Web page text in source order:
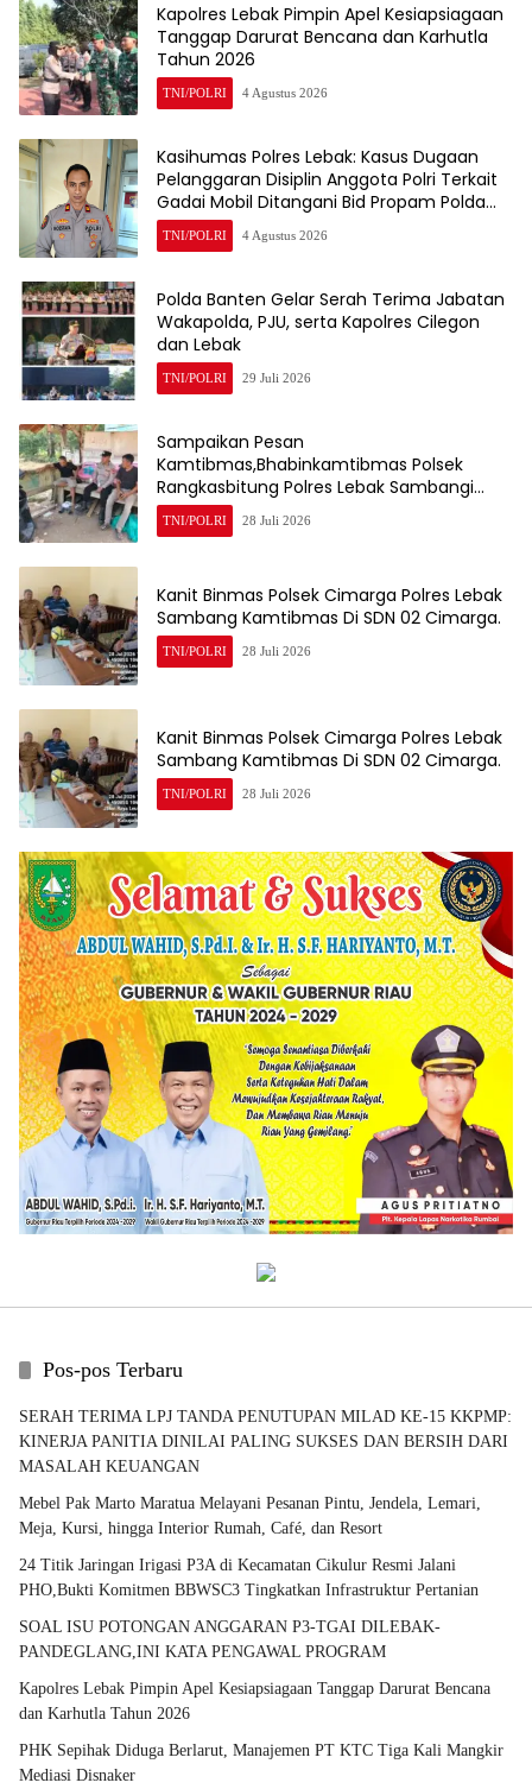
Kapolres Lebak Pimpin Apel Kesiapsiagaan
Tanggap Darurat Bencana dan Karhutla
Tahun 2026
TNI/POLRI 4 Agustus 2026
Kasihumas Polres Lebak: Kasus Dugaan
Pelanggaran Disiplin Anggota Polri Terkait
Gadai Mobil Ditangani Bid Propam Polda
Banten
TNI/POLRI 4 Agustus 2026
Polda Banten Gelar Serah Terima Jabatan
Wakapolda, PJU, serta Kapolres Cilegon
dan Lebak
TNI/POLRI 29 Juli 2026
Sampaikan Pesan
Kamtibmas,Bhabinkamtibmas Polsek
Rangkasbitung Polres Lebak Sambangi
Warga Kampung Cisalam
TNI/POLRI 28 Juli 2026
Kanit Binmas Polsek Cimarga Polres Lebak
Sambang Kamtibmas Di SDN 02 Cimarga.
TNI/POLRI 28 Juli 2026
Kanit Binmas Polsek Cimarga Polres Lebak
Sambang Kamtibmas Di SDN 02 Cimarga.
TNI/POLRI 28 Juli 2026
Pos-pos Terbaru
SERAH TERIMA LPJ TANDA PENUTUPAN MILAD KE-15 KKPMP:
KINERJA PANITIA DINILAI PALING SUKSES DAN BERSIH DARI
MASALAH KEUANGAN
Mebel Pak Marto Maratua Melayani Pesanan Pintu, Jendela, Lemari,
Meja, Kursi, hingga Interior Rumah, Café, dan Resort
24 Titik Jaringan Irigasi P3A di Kecamatan Cikulur Resmi Jalani
PHO,Bukti Komitmen BBWSC3 Tingkatkan Infrastruktur Pertanian
SOAL ISU POTONGAN ANGGARAN P3-TGAI DILEBAK-
PANDEGLANG,INI KATA PENGAWAL PROGRAM
Kapolres Lebak Pimpin Apel Kesiapsiagaan Tanggap Darurat Bencana
dan Karhutla Tahun 2026
PHK Sepihak Diduga Berlarut, Manajemen PT KTC Tiga Kali Mangkir
Mediasi Disnaker